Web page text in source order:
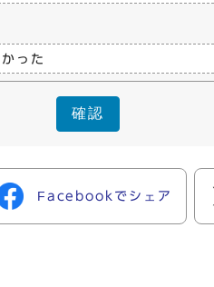
った
確認
Facebookでシェア